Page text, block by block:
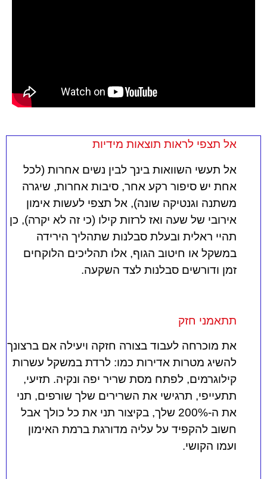
אל תצפי לראות תוצאות מידיות
אל תעשי השוואות בינך לבין נשים אחרות (לכל
אחת יש סיפור רקע אחר, סיבות אחרות, שיגרה
משתנה וגנטיקה שונה), אל תצפי לעשות אימון
אירובי של שעה ואז לרזות קילו (כי זה לא יקרה), כן
תהיי ראלית ובעלת סבלנות שתהליך הירידה
במשקל או חיטוב הגוף, אלו תהליכים הלוקחים
זמן ודורשים סבלנות לצד השקעה.
תתאמני חזק
את מוכרחה לעבוד בצורה חזקה ויעילה אם ברצונך
להשיג מטרות אדירות כמו: לרדת במשקל עשרות
קילוגרמים, לפתח מסת שריר יפה ונקיה. תזיעי,
תתעייפי, תרגישי את השרירים שלך שורפים, תני
את ה-200% שלך, בקיצור תני את כל כולך אבל
חשוב להקפיד על עליה מדורגת ברמת האימון
ועמו הקושי.